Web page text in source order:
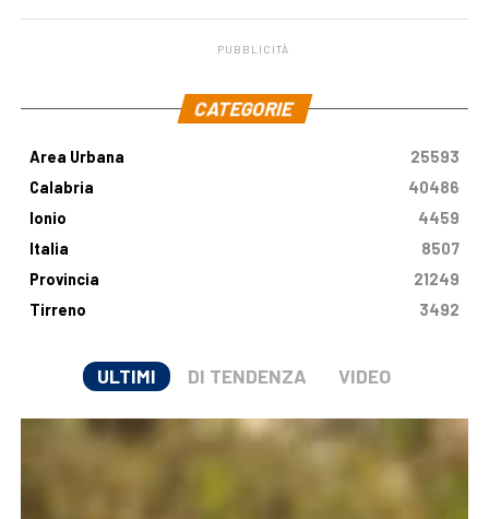
PUBBLICITÀ
CATEGORIE
Area Urbana
25593
Calabria
40486
Ionio
4459
Italia
8507
Provincia
21249
Tirreno
3492
ULTIMI DI TENDENZA VIDEO